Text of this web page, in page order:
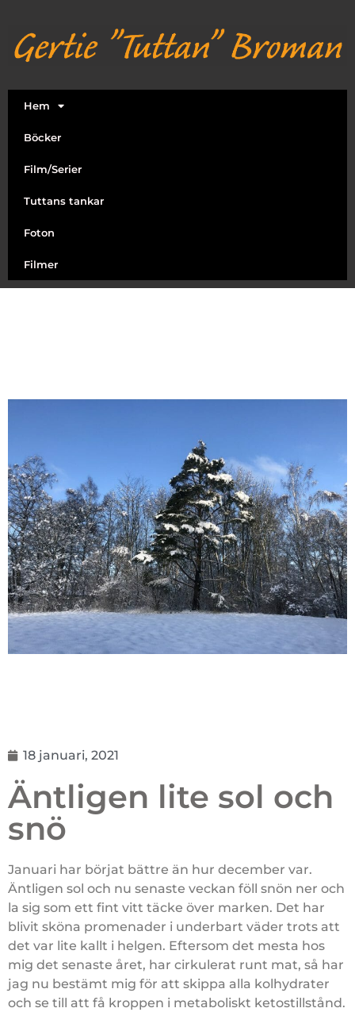
Hem
Böcker
Film/Serier
Tuttans tankar
Foton
Filmer
18 januari, 2021
Äntligen lite sol och
snö
Januari har börjat bättre än hur december var.
Äntligen sol och nu senaste veckan föll snön ner och
la sig som ett fint vitt täcke över marken. Det har
blivit sköna promenader i underbart väder trots att
det var lite kallt i helgen. Eftersom det mesta hos
mig det senaste året, har cirkulerat runt mat, så har
jag nu bestämt mig för att skippa alla kolhydrater
och se till att få kroppen i metaboliskt ketostillstånd.